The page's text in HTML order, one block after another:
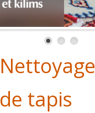
Nettoyage
de tapis